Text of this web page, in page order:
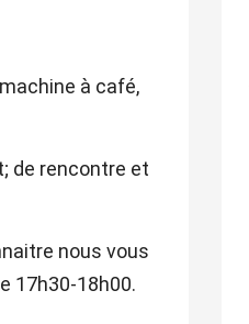
à café,
de rencontre et
nous vous
17h30-18h00.